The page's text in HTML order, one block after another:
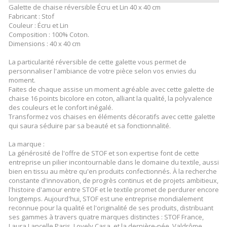
Galette de chaise réversible Écru et Lin 40 x 40 cm
Fabricant : Stof
Couleur : Écru et Lin
Composition : 100% Coton.
Dimensions : 40 x 40 cm
La particularité réversible de cette galette vous permet de
personnaliser l'ambiance de votre pièce selon vos envies du
moment.
Faites de chaque assise un moment agréable avec cette galette de
chaise 16 points bicolore en coton, alliant la qualité, la polyvalence
des couleurs et le confort inégalé.
Transformez vos chaises en éléments décoratifs avec cette galette
qui saura séduire par sa beauté et sa fonctionnalité.
La marque :
La générosité de l'offre de STOF et son expertise font de cette
entreprise un pilier incontournable dans le domaine du textile, aussi
bien en tissu au mètre qu'en produits confectionnés. À la recherche
constante d'innovation, de progrès continus et de projets ambitieux,
l'histoire d'amour entre STOF et le textile promet de perdurer encore
longtemps. Aujourd'hui, STOF est une entreprise mondialement
reconnue pour la qualité et l'originalité de ses produits, distribuant
ses gammes à travers quatre marques distinctes : STOF France,